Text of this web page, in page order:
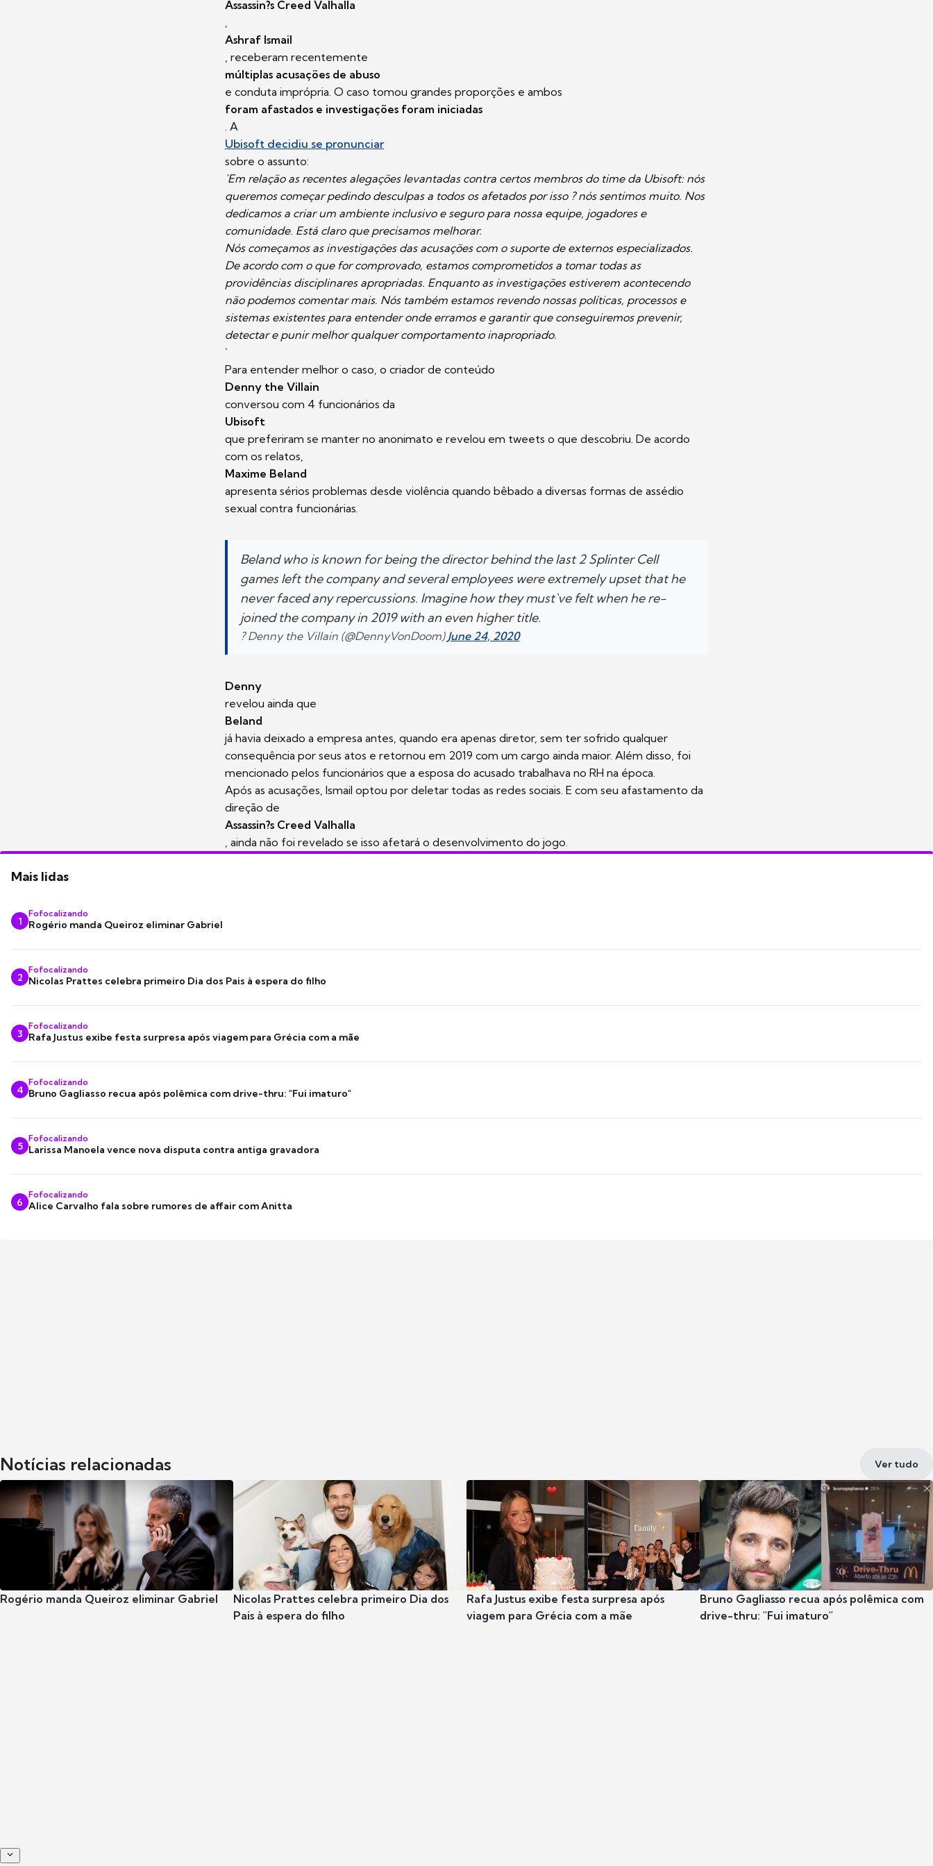
Assassin?s Creed Valhalla
Ashraf Ismail
, receberam recentemente
múltiplas acusações de abuso
e conduta imprópria. O caso tomou grandes proporções e ambos
foram afastados e investigações foram iniciadas
. A
Ubisoft decidiu se pronunciar
sobre o assunto:
`Em relação as recentes alegações levantadas contra certos membros do time da Ubisoft: nós
queremos começar pedindo desculpas a todos os afetados por isso ? nós sentimos muito. Nos
dedicamos a criar um ambiente inclusivo e seguro para nossa equipe, jogadores e
comunidade. Está claro que precisamos melhorar.
Nós começamos as investigações das acusações com o suporte de externos especializados.
De acordo com o que for comprovado, estamos comprometidos a tomar todas as
providências disciplinares apropriadas. Enquanto as investigações estiverem acontecendo
não podemos comentar mais. Nós também estamos revendo nossas políticas, processos e
sistemas existentes para entender onde erramos e garantir que conseguiremos prevenir,
detectar e punir melhor qualquer comportamento inapropriado.
`
Para entender melhor o caso, o criador de conteúdo
Denny the Villain
conversou com 4 funcionários da
Ubisoft
que preferiram se manter no anonimato e revelou em tweets o que descobriu. De acordo
com os relatos,
Maxime Beland
apresenta sérios problemas desde violência quando bêbado a diversas formas de assédio
sexual contra funcionárias.
Beland who is known for being the director behind the last 2 Splinter Cell
games left the company and several employees were extremely upset that he
never faced any repercussions. Imagine how they must`ve felt when he re-
joined the company in 2019 with an even higher title.
? Denny the Villain (@DennyVonDoom) June 24, 2020
Denny
revelou ainda que
Beland
já havia deixado a empresa antes, quando era apenas diretor, sem ter sofrido qualquer
consequência por seus atos e retornou em 2019 com um cargo ainda maior. Além disso, foi
mencionado pelos funcionários que a esposa do acusado trabalhava no RH na época.
Após as acusações, Ismail optou por deletar todas as redes sociais. E com seu afastamento da
direção de
Assassin?s Creed Valhalla
, ainda não foi revelado se isso afetará o desenvolvimento do jogo.
Mais lidas
1
Fofocalizando
Rogério manda Queiroz eliminar Gabriel
2
Fofocalizando
Nicolas Prattes celebra primeiro Dia dos Pais à espera do filho
3
Fofocalizando
Rafa Justus exibe festa surpresa após viagem para Grécia com a mãe
4
Fofocalizando
Bruno Gagliasso recua após polêmica com drive-thru: "Fui imaturo"
5
Fofocalizando
Larissa Manoela vence nova disputa contra antiga gravadora
6
Fofocalizando
Alice Carvalho fala sobre rumores de affair com Anitta
Notícias relacionadas Ver tudo
Rogério manda Queiroz eliminar Gabriel
Nicolas Prattes celebra primeiro Dia dos
Pais à espera do filho
Rafa Justus exibe festa surpresa após
viagem para Grécia com a mãe
Bruno Gagliasso recua após polêmica com
drive-thru: "Fui imaturo"